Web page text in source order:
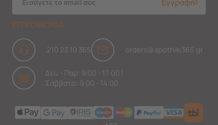
Εγγραφή
ΕΠΙΚΟΙΝΩΝΙΑ
210 23 10 365 orders@apothiki365.gr
Δευ - Παρ: 9:00 - 17:00 |
Σάββατο: 9:00 - 14:00